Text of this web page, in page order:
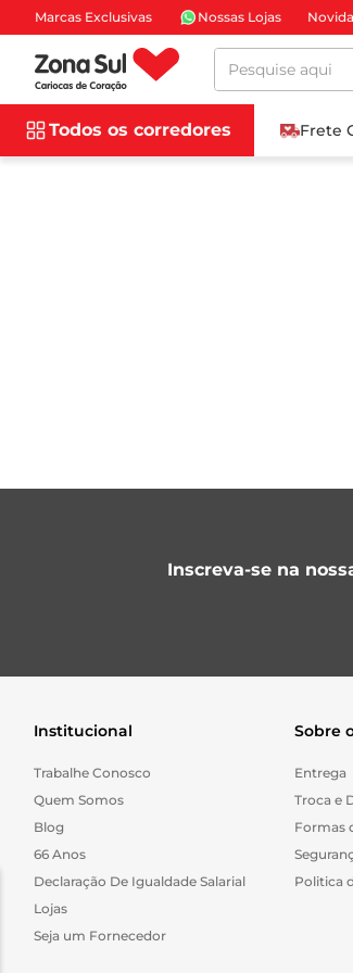
Marcas Exclusivas Nossas Lojas
Pesquise aqui
Todos os corredores Frete
Inscreva-se na
Institucional
Trabalhe Conosco
Quem Somos
Blog
66 Anos
Declaração De Igualdade Salarial
Lojas
Seja um Fornecedor
Sobre
Entrega
Troca e
Formas
Politica